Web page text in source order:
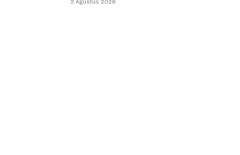
2 Agustus 2026